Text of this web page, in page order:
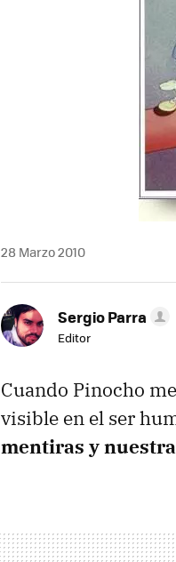
28 Marzo 2010
Sergio Parra
Editor
Cuando Pinocho
visible en el ser
mentiras y